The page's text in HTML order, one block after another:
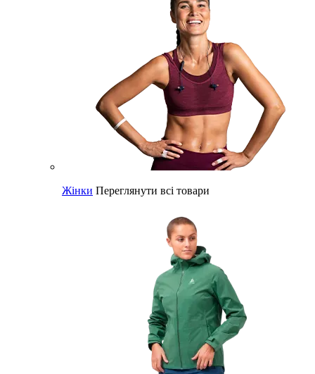
Жінки Переглянути всі товари